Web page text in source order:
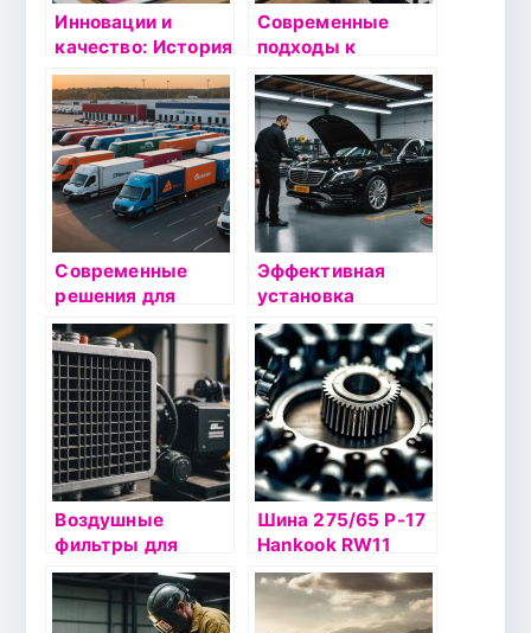
Инновации и
качество: История
и развитие Arena
Label
Современные
подходы к
ремонту: от
планирования до
реализации
Современные
решения для
автодоставки: как
выбрать
надежного
партнера
Эффективная
установка
автомобильной
сигнализации в
СПб:
оптимальные
решения для
безопасности
вашего
автомобиля
Воздушные
фильтры для
компрессоров:
Что нужно знать
перед покупкой
Шина 275/65 Р-17
Hankook RW11
115Т шип